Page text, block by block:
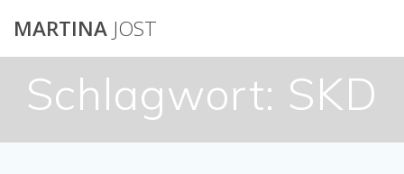
MARTINA JOST
Schlagwort: SKD